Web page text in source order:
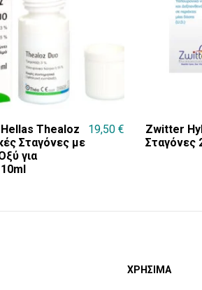
Thealoz
Σταγόνες με
για
19,50 €
Zwitter
Σταγόνες
ΧΡΗΣΙΜΑ